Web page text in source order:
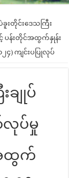
ခူးတိုင်းဒေသကြီး
င့် ပန်းတိုင်အထွက်နှုန်း
၄) ကျင်းပပြုလုပ်
ချုပ်
လုပ်မှု
အထွက်